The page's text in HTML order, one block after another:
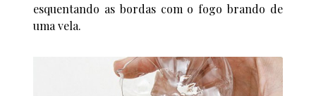
esquentando as bordas com o fogo brando de
uma vela.